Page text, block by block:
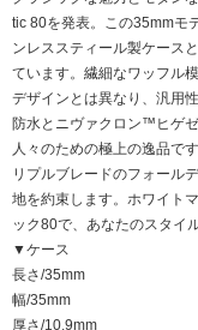
tic 80を発表。この35mmモ
ンレススティール製ケース
ています。繊細なワッフル
デザインとは異なり、汎用
防水とニヴァクロン™ヒゲ
人々のための極上の逸品で
リプルブレードのフォール
地を約束します。ホワイト
ック80で、あなたのスタイ
▼ケース
長さ/35mm
幅/35mm
厚さ/10.9mm